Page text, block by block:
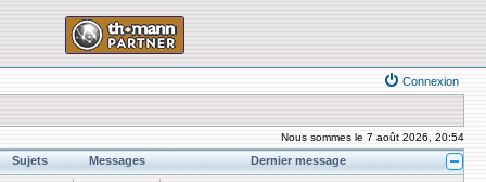
Connexion
Nous sommes le 7 août 2026, 20:54
Sujets Messages Dernier message